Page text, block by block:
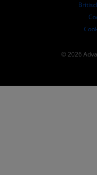
© 2026